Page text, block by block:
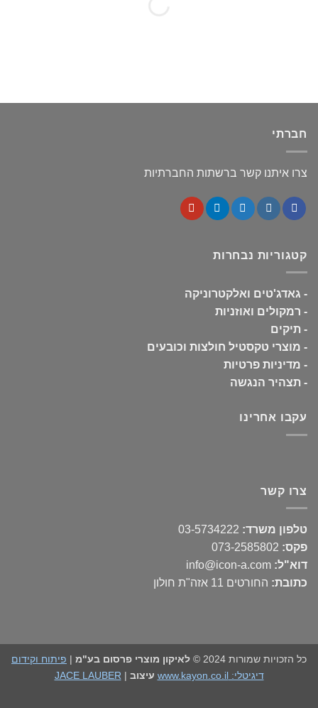
חברתי
צרו איתנו קשר ברשתות החברתיות
קטגוריות נבחרות
גאדג'טים ואלקטרוניקה
רמקולים ואוזניות
תיקים
מוצרי טקסטיל חולצות וכובעים
מדיניות פרטיות
תצהיר הנגשה
עקבו אחרינו
צרו קשר
טלפון משרד: 03-5734222
פקס: 073-2585802
דוא"ל: info@icon-a.com
כתובת:החורטים 11 אזה"ת חולון
כל הזכויות שמורות 2024 © לאיקון מוצרי פרסום בע"מ|פיתוח וקידום
דיגיטלי: www.kayon.co.il
עיצוב|
JACE LAUBER